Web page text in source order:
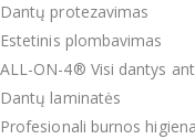
Dantų protezavimas
Estetinis plombavimas
ALL-ON-4® Visi dantys
Dantų laminatės
Profesionali burnos higiena